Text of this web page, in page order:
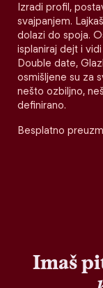
Izradi profil,
svajpanjem.
dolazi do spoja.
isplaniraj dejt i
Double date,
osmišljene su za
nešto ozbiljno,
definirano.
Besplatno
Imaš